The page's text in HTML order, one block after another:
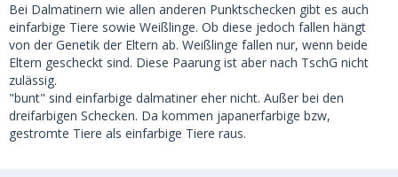
Bei Dalmatinern wie allen anderen Punktschecken gibt es auch
einfarbige Tiere sowie Weißlinge. Ob diese jedoch fallen hängt
von der Genetik der Eltern ab. Weißlinge fallen nur, wenn beide
Eltern gescheckt sind. Diese Paarung ist aber nach TschG nicht
zulässig.
"bunt" sind einfarbige dalmatiner eher nicht. Außer bei den
dreifarbigen Schecken. Da kommen japanerfarbige bzw,
gestromte Tiere als einfarbige Tiere raus.